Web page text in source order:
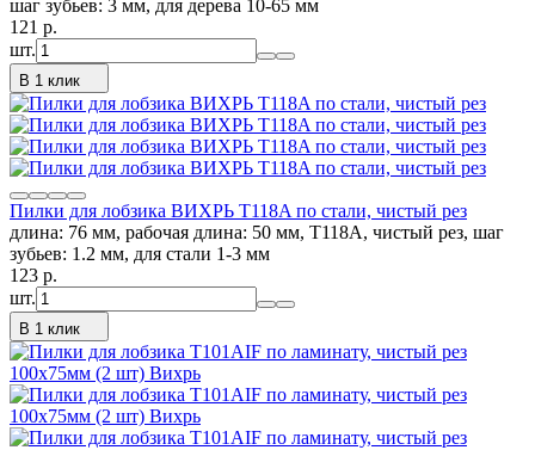
шаг зубьев: 3 мм, для дерева 10-65 мм
121 p.
шт.
В 1 клик
Пилки для лобзика ВИХРЬ Т118A по стали, чистый рез
длина: 76 мм, рабочая длина: 50 мм, Т118A, чистый рез, шаг
зубьев: 1.2 мм, для стали 1-3 мм
123 p.
шт.
В 1 клик